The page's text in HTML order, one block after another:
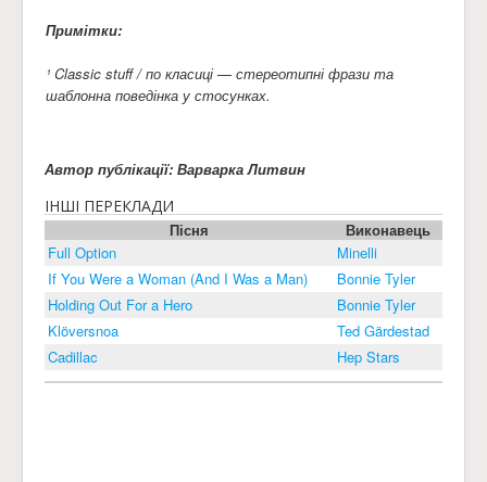
Примітки:
¹ Classic stuff / по класиці — стереотипні фрази та
шаблонна поведінка у стосунках.
Автор публікації: Варварка Литвин
ІНШІ ПЕРЕКЛАДИ
Пісня
Виконавець
Full Option
Minelli
If You Were a Woman (And I Was a Man)
Bonnie Tyler
Holding Out For a Hero
Bonnie Tyler
Klöversnoa
Ted Gärdestad
Cadillac
Hep Stars